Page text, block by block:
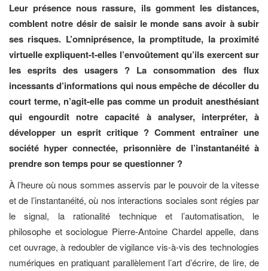
Leur présence nous rassure, ils gomment les distances,
comblent notre désir de saisir le monde sans avoir à subir
ses risques. L’omniprésence, la promptitude, la proximité
virtuelle expliquent-t-elles l’envoûtement qu’ils exercent sur
les esprits des usagers ? La consommation des flux
incessants d’informations qui nous empêche de décoller du
court terme, n’agit-elle pas comme un produit anesthésiant
qui engourdit notre capacité à analyser, interpréter, à
développer un esprit critique ? Comment entraîner une
société hyper connectée, prisonnière de l’instantanéité à
prendre son temps pour se questionner ?
À l’heure où nous sommes asservis par le pouvoir de la vitesse
et de l’instantanéité, où nos interactions sociales sont régies par
le signal, la rationalité technique et l’automatisation, le
philosophe et sociologue Pierre-Antoine Chardel appelle, dans
cet ouvrage, à redoubler de vigilance vis-à-vis des technologies
numériques en pratiquant parallèlement l’art d’écrire, de lire, de